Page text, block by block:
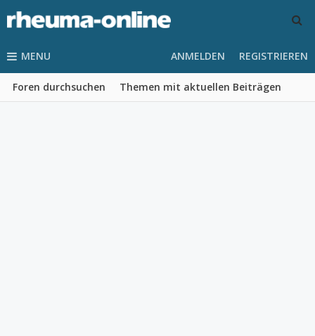
MENU
Foren durchsuchen Themen mit aktuellen Beiträgen
ANMELDEN REGISTRIEREN